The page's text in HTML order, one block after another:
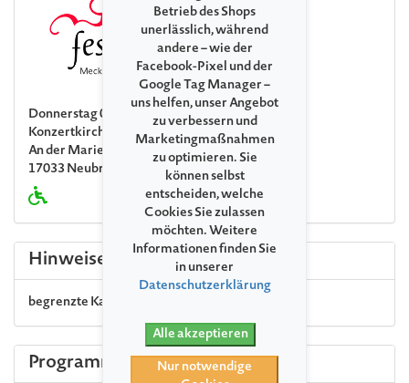
Donnerstag 03. Juli 2025 17:30
Konzertkirche Neubrandenburg
An der Marienkirche 1
17033 Neubrandenburg
Hinweise
begrenzte Kapazität
Programm
Betrieb des Shops
unerlässlich, während
andere – wie der
Facebook-Pixel und der
Google Tag Manager –
uns helfen, unser Angebot
zu verbessern und
Marketingmaßnahmen
zu optimieren. Sie
können selbst
entscheiden, welche
Cookies Sie zulassen
möchten. Weitere
Informationen finden Sie
in unserer
Datenschutzerklärung
Alle akzeptieren
Nur notwendige